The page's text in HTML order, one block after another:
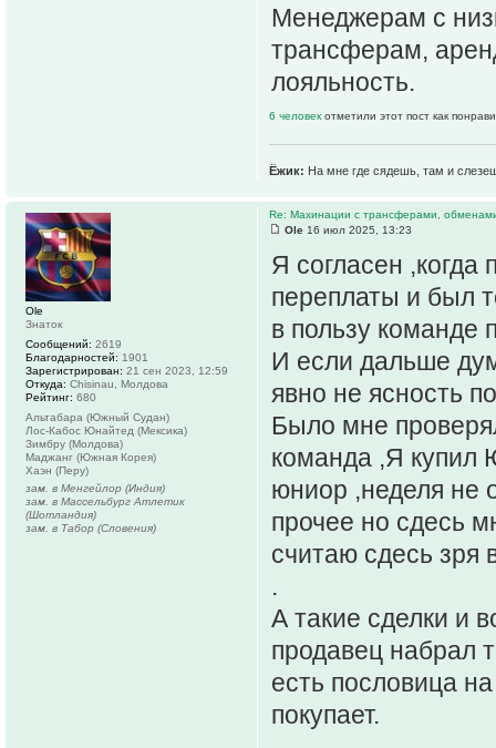
Менеджерам с
трансферам,
лояльность.
6 человек отметили этот пост как
Ёжик: На мне где сядешь, там и
Re: Махинации с трансферами,
Ole 16 июл 2025, 13:23
Я согласен ,когда
переплаты и был
в пользу команде
И если дальше
явно не ясность
Было мне
команда ,Я купил
юниор ,неделя не
прочее но сдесь
считаю сдесь зря
.
А такие сделки и
продавец набрал
есть пословица
покупает.
Ole
Знаток
Сообщений: 2619
Благодарностей: 1901
Зарегистрирован: 21 сен 2023, 12:59
Откуда: Chisinau, Молдова
Рейтинг: 680
Альтабара (Южный Судан)
Лос-Кабос Юнайтед (Мексика)
Зимбру (Молдова)
Маджанг (Южная Корея)
Хаэн (Перу)
зам. в Менгейлор (Индия)
зам. в Массельбург Атлетик
(Шотландия)
зам. в Табор (Словения)